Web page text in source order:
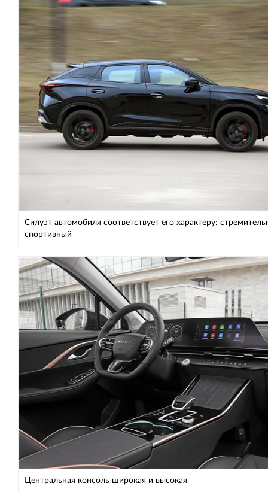
Силуэт автомобиля соответствует его характеру:
спортивный
Центральная консоль широкая и высокая